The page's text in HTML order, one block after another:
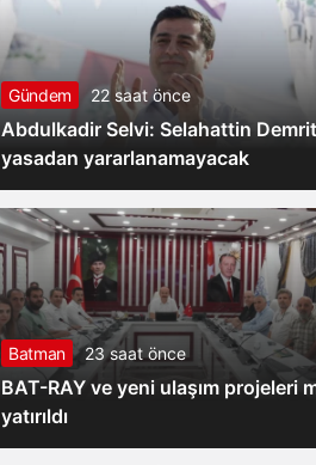
Gündem 22 saat önce
Abdulkadir Selvi: Selahattin
yasadan yararlanamayacak
Batman 23 saat önce
BAT-RAY ve yeni ulaşım projeleri
yatırıldı